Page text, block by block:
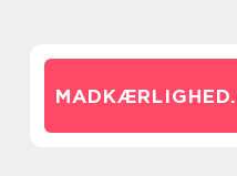
MADKÆRLIGHED.